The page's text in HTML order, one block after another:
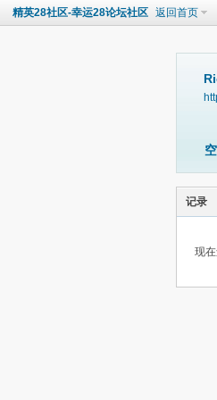
精英28社区-幸运28论坛社区 返回首页
记录
现